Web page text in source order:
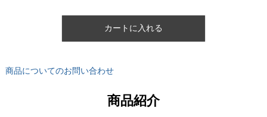
カートに入れる
商品についてのお問い合わせ
商品紹介